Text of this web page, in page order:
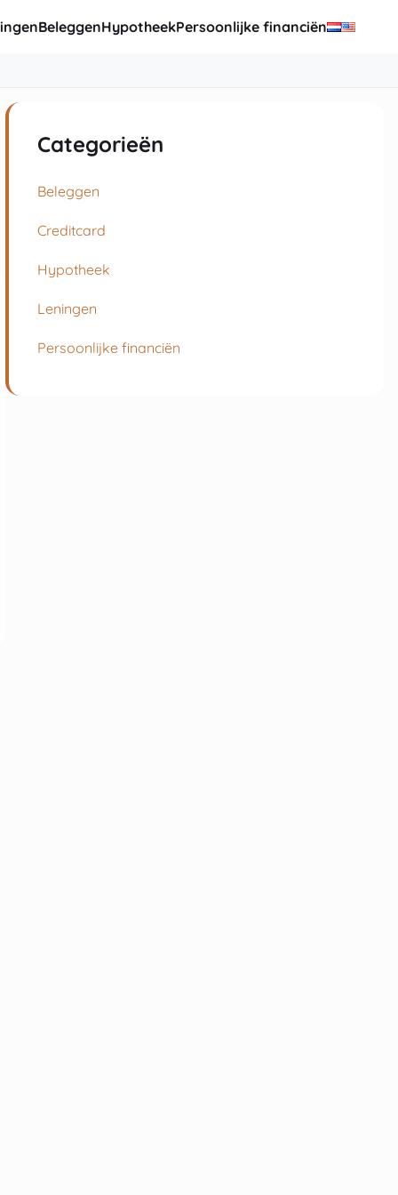
BeleggenHypotheekPersoonlijke financiën
Categorieën
Beleggen
Creditcard
Hypotheek
Leningen
Persoonlijke financiën